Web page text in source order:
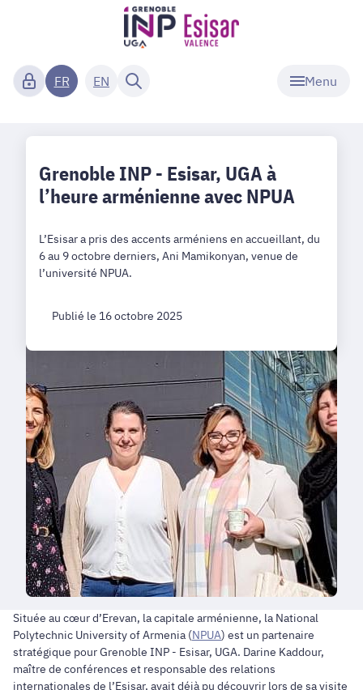
Menu
FR EN
Grenoble INP - Esisar, UGA à
l’heure arménienne avec NPUA
L’Esisar a pris des accents arméniens en accueillant, du
6 au 9 octobre derniers, Ani Mamikonyan, venue de
l’université NPUA.
Publié le 16 octobre 2025
Située au cœur d’Erevan, la capitale arménienne, la National
Polytechnic University of Armenia (NPUA) est un partenaire
stratégique pour Grenoble INP - Esisar, UGA. Darine Kaddour,
maître de conférences et responsable des relations
internationales de l’Esisar, avait déjà pu découvrir lors de sa visite